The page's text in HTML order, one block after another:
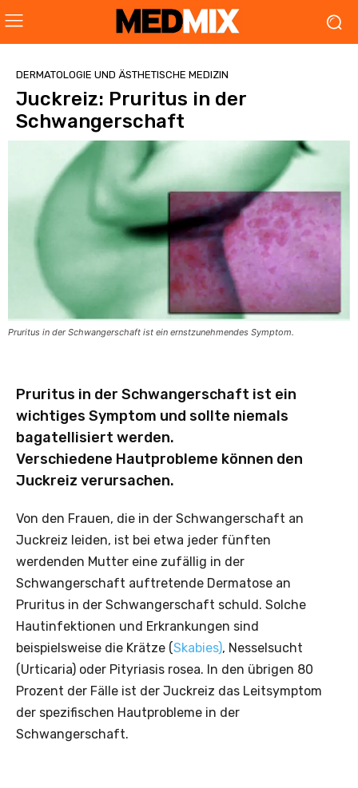
DERMATOLOGIE UND ÄSTHETISCHE MEDIZIN
Juckreiz: Pruritus in der
Schwangerschaft
Pruritus in der Schwangerschaft ist ein ernstzunehmendes Symptom.
Pruritus in der Schwangerschaft ist ein
wichtiges Symptom und sollte niemals
bagatellisiert werden.
Verschiedene Hautprobleme können den
Juckreiz verursachen.
Von den Frauen, die in der Schwangerschaft an
Juckreiz leiden, ist bei etwa jeder fünften
werdenden Mutter eine zufällig in der
Schwangerschaft auftretende Dermatose an
Pruritus in der Schwangerschaft schuld. Solche
Hautinfektionen und Erkrankungen sind
beispielsweise die Krätze (Skabies), Nesselsucht
(Urticaria) oder ­Pityriasis rosea. In den übrigen 80
Prozent der Fälle ist der Juckreiz das Leitsymptom
der spezifischen Hautprobleme in der
Schwangerschaft.